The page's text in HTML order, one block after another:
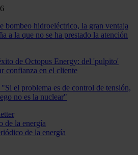
bombeo hidroeléctrico, la gran ventaja
a la que no se ha prestado la atención
de Octopus Energy: del 'pulpito'
confianza en el cliente
el problema es de control de tensión,
no es la nuclear"